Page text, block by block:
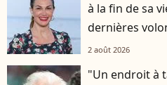
à la fin de sa
dernières
2 août 2026
"Un endroit à